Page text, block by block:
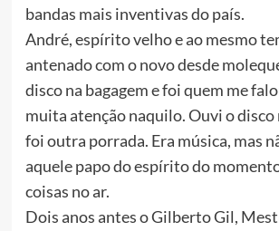
bandas mais inventivas do país.
André, espírito velho e ao mesmo
antenado com o novo desde
disco na bagagem e foi quem me
muita atenção naquilo. Ouvi o disco
foi outra porrada. Era música, mas
aquele papo do espírito do
coisas no ar.
Dois anos antes o Gilberto Gil,